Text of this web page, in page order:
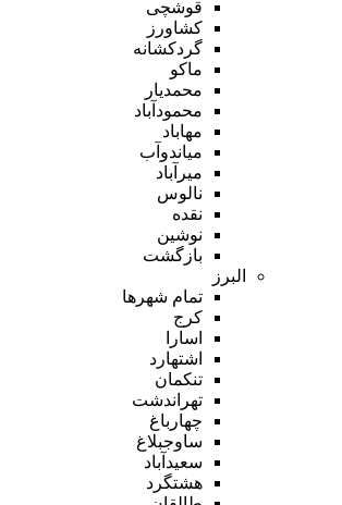
قوشچی
کشاورز
گردکشانه
ماکو
محمدیار
محمودآباد
مهاباد
میاندوآب
میرآباد
نالوس
نقده
نوشین
بازگشت
البرز
تمام شهر‌ها
کرج
اسارا
اشتهارد
تنکمان
تهراندشت
چهارباغ
ساوجبلاغ
سعیدآباد
هشتگرد